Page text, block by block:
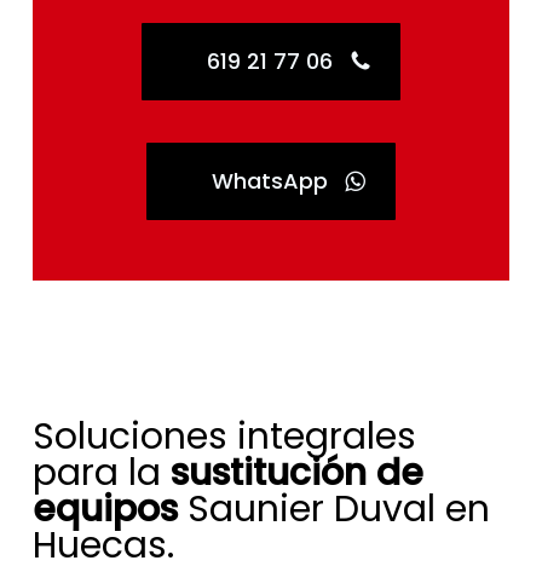
619 21 77 06
WhatsApp
Soluciones integrales
para la sustitución de
equiposSaunier Duval en
Huecas.